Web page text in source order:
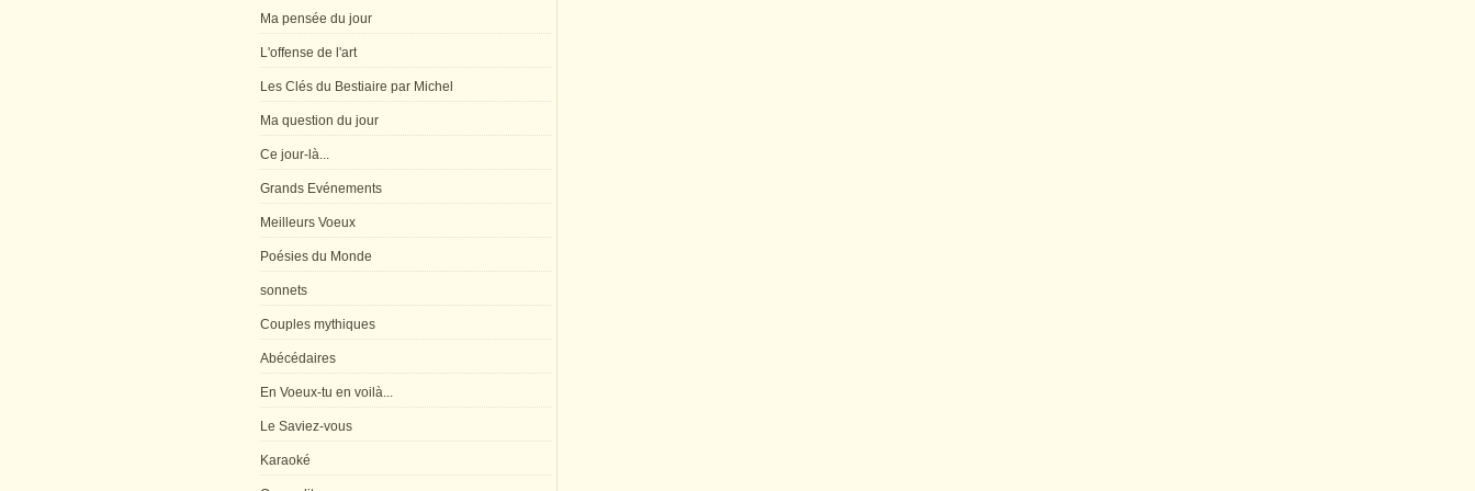
Ma pensée du jour
L'offense de l'art
Les Clés du Bestiaire par Michel
Ma question du jour
Ce jour-là...
Grands Evénements
Meilleurs Voeux
Poésies du Monde
sonnets
Couples mythiques
Abécédaires
En Voeux-tu en voilà...
Le Saviez-vous
Karaoké